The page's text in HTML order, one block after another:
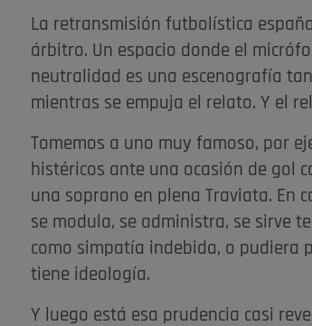
La retransmisión futbolística
árbitro. Un espacio donde el
neutralidad es una escenografía
mientras se empuja el relato. Y el
Tomemos a uno muy famoso, por
histéricos ante una ocasión de gol
una soprano en plena Traviata. En
se modula, se administra, se sirve
como simpatía indebida, o pudiera
tiene ideología.
Y luego está esa prudencia casi